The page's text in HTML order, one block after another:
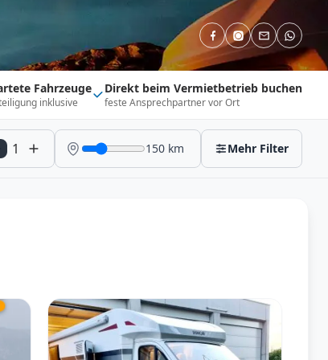
Fahrzeuge
inklusive
Direkt beim Vermietbetrieb buchen
feste Ansprechpartner vor Ort
1 150 km Mehr Filter